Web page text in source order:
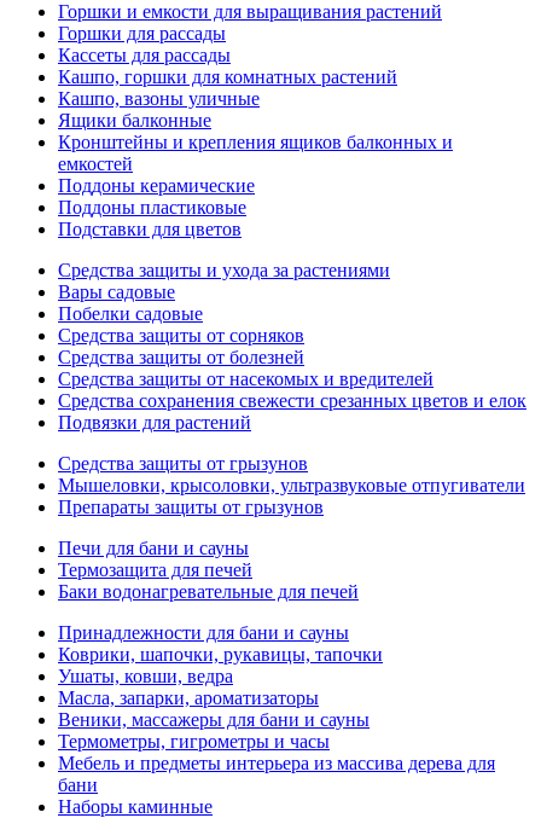
Горшки и емкости для выращивания растений
Горшки для рассады
Кассеты для рассады
Кашпо, горшки для комнатных растений
Кашпо, вазоны уличные
Ящики балконные
Кронштейны и крепления ящиков балконных и
емкостей
Поддоны керамические
Поддоны пластиковые
Подставки для цветов
Средства защиты и ухода за растениями
Вары садовые
Побелки садовые
Средства защиты от сорняков
Средства защиты от болезней
Средства защиты от насекомых и вредителей
Средства сохранения свежести срезанных цветов и елок
Подвязки для растений
Средства защиты от грызунов
Мышеловки, крысоловки, ультразвуковые отпугиватели
Препараты защиты от грызунов
Печи для бани и сауны
Термозащита для печей
Баки водонагревательные для печей
Принадлежности для бани и сауны
Коврики, шапочки, рукавицы, тапочки
Ушаты, ковши, ведра
Масла, запарки, ароматизаторы
Веники, массажеры для бани и сауны
Термометры, гигрометры и часы
Мебель и предметы интерьера из массива дерева для
бани
Наборы каминные